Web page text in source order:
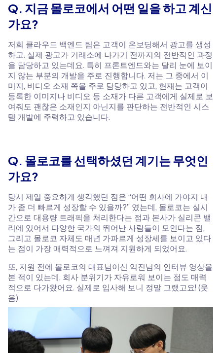
Q. 지금 몰로코에서 어떤 일을 하고 계신
가요?
저희 클라우드 백엔드 팀은 고객이 온보딩해서 광고를 생성
하고. 실제 광고가 거래소에 나가기 전까지의 전반적인 과정
을 담당하고 있는데요. 특히 프론트엔드와는 달리 눈에 보이
지 않는 부분의 개발을 주로 진행합니다. 저는 그 중에서 이
미지, 비디오 소재 쪽을 주로 담당하고 있고, 현재는 고객이
등록한 이미지나 비디오 등 소재가 다른 고객에게 실제로 보
여줘도 괜찮은 소재인지 아닌지를 판단하는 전반적인 시스
템 개발에 주력하고 있습니다.
Q. 몰로코를 선택하셨던 계기는 무엇인
가요?
당시 제일 중요하게 생각했던 점은 “어떤 회사에 가야지 내
가 좀 더 빠르게 성장할 수 있을까?” 였는데, 몰로코는 실시
간으로 대용량 트래픽을 처리한다는 점과 본사가 실리콘 밸
리에 있어서 다양한 국가의 뛰어난 사람들이 모인다는 점,
그리고 몰로코 자체도 매년 가파르게 성장세를 보이고 있다
는 점이 가장 매력적으로 느껴져 지원하게 되었어요.
또, 지원 전에 몰로코의 대표님이신 익진님의 인터뷰 영상을
본 적이 있는데, 회사 분위기가 자유로워 보이는 점도 매력
적으로 다가왔어요. 실제로 입사해 보니 정말 그랬고요! (웃
음)